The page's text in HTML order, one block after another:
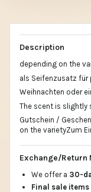
Description
depending on the
als Seifenzusatz für
Weihnachten oder
The scent is slightly
Gutschein /
on the varietyZum
Exchange/Return
We offer a 30-
Final sale items